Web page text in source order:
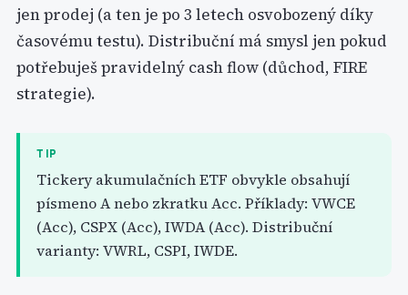
jen prodej (a ten je po 3 letech osvobozený díky
časovému testu). Distribuční má smysl jen pokud
potřebuješ pravidelný cash flow (důchod, FIRE
strategie).
TIP
Tickery akumulačních ETF obvykle obsahují
písmeno A nebo zkratku Acc. Příklady: VWCE
(Acc), CSPX (Acc), IWDA (Acc). Distribuční
varianty: VWRL, CSPI, IWDE.